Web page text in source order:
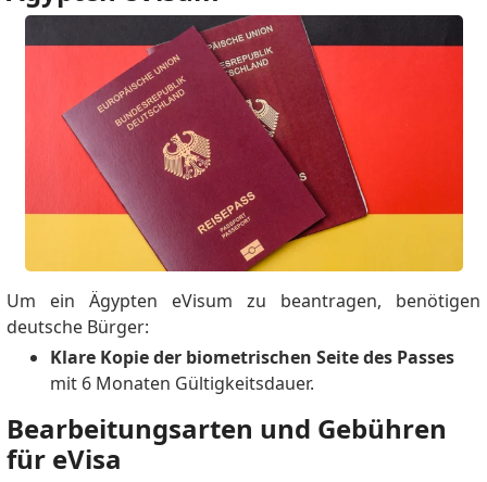
Um ein Ägypten eVisum zu beantragen, benötigen
deutsche Bürger:
Klare Kopie der biometrischen Seite des Passes
mit 6 Monaten Gültigkeitsdauer.
Bearbeitungsarten und Gebühren
für eVisa